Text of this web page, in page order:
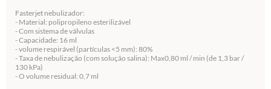
Fasterjet nebulizador:
- Material: polipropileno esterilizável
- Com sistema de válvulas
- Capacidade: 16 ml
- volume respirável (partículas <5 mm): 80%
- Taxa de nebulização (com solução salina): Max0,80 ml / min (de 1,3 bar /
130 kPa)
- O volume residual: 0,7 ml